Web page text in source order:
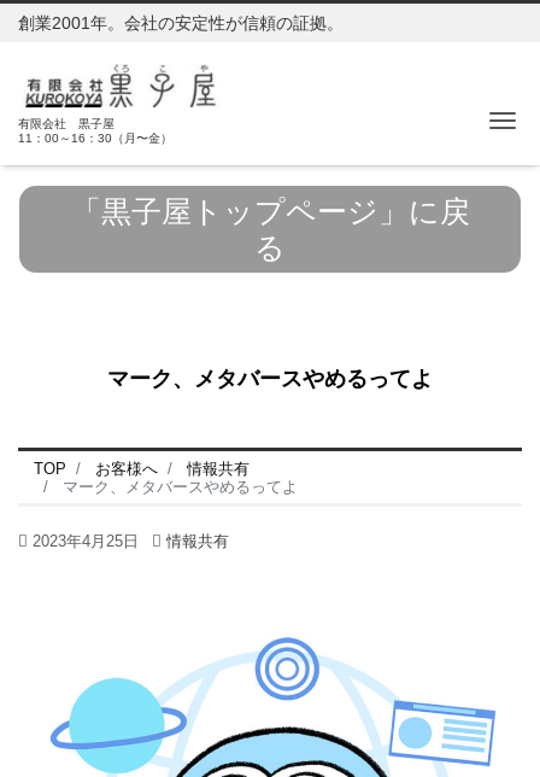
創業2001年。会社の安定性が信頼の証拠。
有限会社 黒子屋
11：00～16：30（月〜金）
「黒子屋トップページ」に戻
る
マーク、メタバースやめるってよ
TOP お客様へ
情報共有
マーク、メタバースやめるってよ
2023年4月25日 情報共有